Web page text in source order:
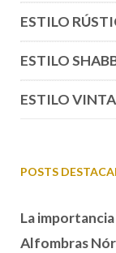
ESTILO
ESTILO
ESTILO
POSTS
La
Alfombras